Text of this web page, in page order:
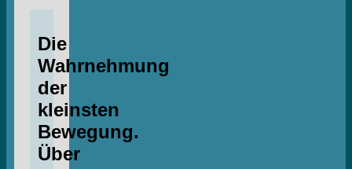
Die
Wahrnehmung
der
kleinsten
Bewegung.
Über